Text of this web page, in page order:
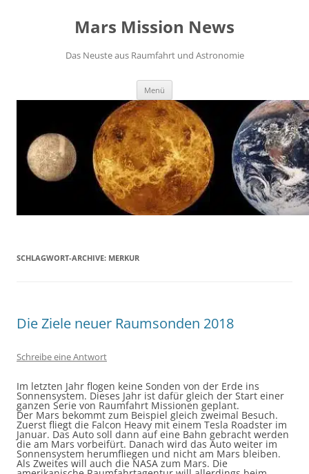
Mars Mission News
Das Neuste aus Raumfahrt und Astronomie
Menü
SCHLAGWORT-ARCHIVE: MERKUR
Die Ziele neuer Raumsonden 2018
Schreibe eine Antwort
Im letzten Jahr flogen keine Sonden von der Erde ins
Sonnensystem. Dieses Jahr ist dafür gleich der Start einer
ganzen Serie von Raumfahrt Missionen geplant.
Der Mars bekommt zum Beispiel gleich zweimal Besuch.
Zuerst fliegt die Falcon Heavy mit einem Tesla Roadster im
Januar. Das Auto soll dann auf eine Bahn gebracht werden
die am Mars vorbeifürt. Danach wird das Auto weiter im
Sonnensystem herumfliegen und nicht am Mars bleiben.
Als Zweites will auch die NASA zum Mars. Die